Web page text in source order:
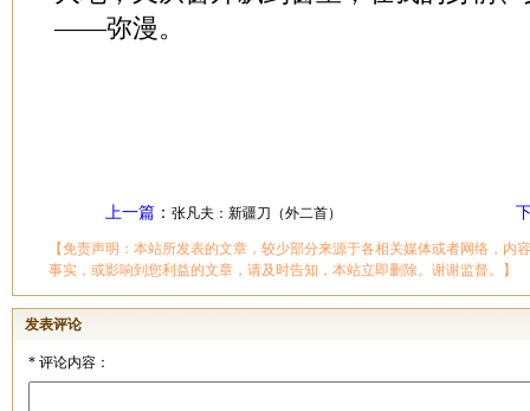
——弥漫。
上一篇： 张凡夫：新疆刀（外二首）
【免责声明：本站所发表的文章，较少部分来源于各相关媒体或者网络，内
事实，或影响到您利益的文章，请及时告知，本站立即删除。谢谢监督。】
发表评论
*评论内容：